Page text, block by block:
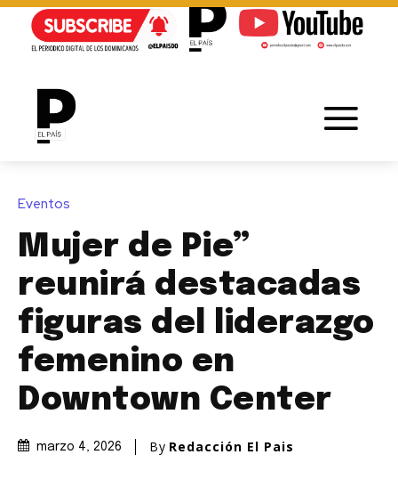
Eventos
Mujer de Pie”
reunirá destacadas
figuras del liderazgo
femenino en
Downtown Center
marzo 4, 2026 By Redacción El Pais